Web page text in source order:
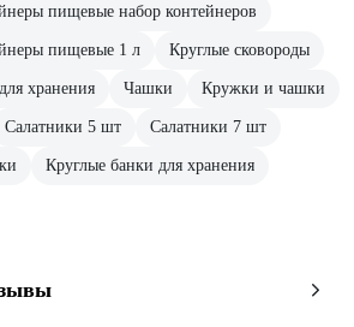
пищевые набор контейнеров
пищевые 1 л Круглые сковороды
хранения Чашки Кружки и чашки
Салатники 5 шт Салатники 7 шт
Круглые банки для хранения